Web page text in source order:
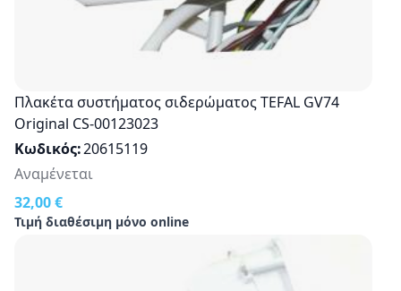
Πλακέτα συστήματος σιδερώματος TEFAL GV74
Original CS-00123023
Κωδικός 20615119
32,00 €
Τιμή διαθέσιμη μόνο online
Αναμένεται